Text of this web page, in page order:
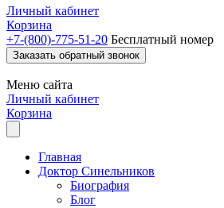
Личный кабинет
Корзина
+7-(800)-775-51-20 Бесплатный номер
Заказать обратный звонок
Меню сайта
Личный кабинет
Корзина
Главная
Доктор Синельников
Биография
Блог